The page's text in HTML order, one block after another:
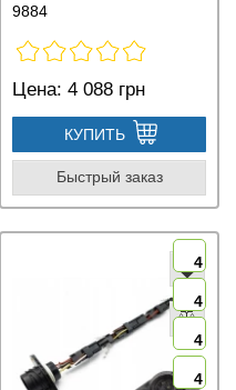
9884
Цена: 4 088 грн
КУПИТЬ
Быстрый заказ
4
4
4
4